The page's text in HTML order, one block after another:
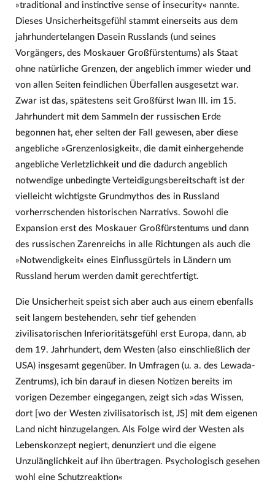
»traditional and instinctive sense of insecurity« nannte.
Dieses Unsicherheitsgefühl stammt einerseits aus dem
jahrhundertelangen Dasein Russlands (und seines
Vorgängers, des Moskauer Großfürstentums) als Staat
ohne natürliche Grenzen, der angeblich immer wieder und
von allen Seiten feindlichen Überfallen ausgesetzt war.
Zwar ist das, spätestens seit Großfürst Iwan III. im 15.
Jahrhundert mit dem Sammeln der russischen Erde
begonnen hat, eher selten der Fall gewesen, aber diese
angebliche »Grenzenlosigkeit«, die damit einhergehende
angebliche Verletzlichkeit und die dadurch angeblich
notwendige unbedingte Verteidigungsbereitschaft ist der
vielleicht wichtigste Grundmythos des in Russland
vorherrschenden historischen Narrativs. Sowohl die
Expansion erst des Moskauer Großfürstentums und dann
des russischen Zarenreichs in alle Richtungen als auch die
»Notwendigkeit« eines Einflussgürtels in Ländern um
Russland herum werden damit gerechtfertigt.
Die Unsicherheit speist sich aber auch aus einem ebenfalls
seit langem bestehenden, sehr tief gehenden
zivilisatorischen Inferioritätsgefühl erst Europa, dann, ab
dem 19. Jahrhundert, dem Westen (also einschließlich der
USA) insgesamt gegenüber. In Umfragen (u. a. des Lewada-
Zentrums), ich bin darauf in diesen Notizen bereits im
vorigen Dezember eingegangen, zeigt sich »das Wissen,
dort [wo der Westen zivilisatorisch ist, JS] mit dem eigenen
Land nicht hinzugelangen. Als Folge wird der Westen als
Lebenskonzept negiert, denunziert und die eigene
Unzulänglichkeit auf ihn übertragen. Psychologisch gesehen
wohl eine Schutzreaktion«